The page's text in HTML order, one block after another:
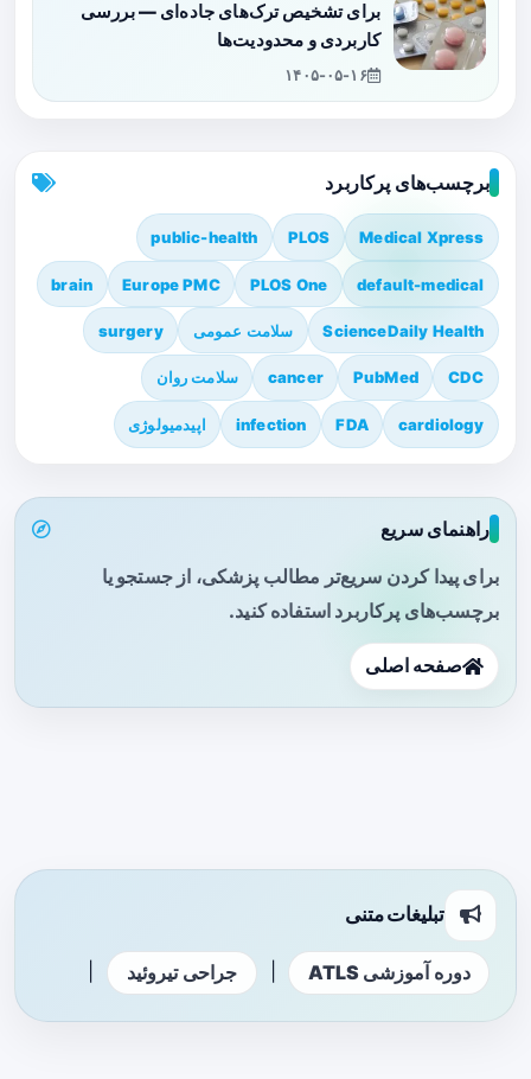
برای تشخیص ترک‌های جاده‌ای — بررسی
کاربردی و محدودیت‌ها
۱۴۰۵-۰۵-۱۶
برچسب‌های پرکاربرد
Medical Xpress
PLOS
public-health
default-medical
PLOS One
Europe PMC
brain
ScienceDaily Health سلامت عمومی surgery
CDC
PubMed
cancer سلامت روان
cardiology
FDA
infection اپیدمیولوژی
راهنمای سریع
برای پیدا کردن سریع‌تر مطالب پزشکی، از جستجو یا
برچسب‌های پرکاربرد استفاده کنید.
صفحه اصلی
تبلیغات متنی
دوره آموزشی ATLS جراحی تیروئید